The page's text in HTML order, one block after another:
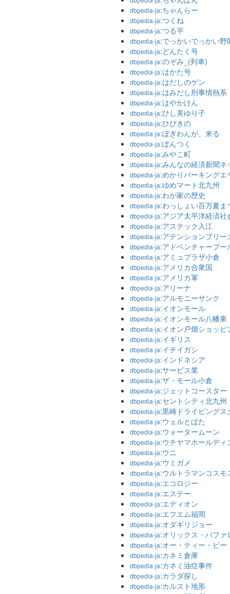
dbpedia-ja:ちゃんらー
dbpedia-ja:つくね
dbpedia-ja:つる平
dbpedia-ja:でっかいでっかい野
dbpedia-ja:どんたく号
dbpedia-ja:のぞみ_(列車)
dbpedia-ja:はかた号
dbpedia-ja:はだしのゲン
dbpedia-ja:はみだし刑事情熱系
dbpedia-ja:はやかけん
dbpedia-ja:ひし美ゆり子
dbpedia-ja:ひびきの
dbpedia-ja:ぼぎわんが、来る
dbpedia-ja:ぽんつく
dbpedia-ja:みやこ町
dbpedia-ja:みんなの経済新聞ネ
dbpedia-ja:めかりパーキングエ
dbpedia-ja:ゆめマート北九州
dbpedia-ja:わが家の歴史
dbpedia-ja:わっしょい百万夏ま
dbpedia-ja:アジア太平洋経済社
dbpedia-ja:アステック入江
dbpedia-ja:アテンションプリー
dbpedia-ja:アドベンチャープー
dbpedia-ja:アミュプラザ小倉
dbpedia-ja:アメリカ合衆国
dbpedia-ja:アメリカ軍
dbpedia-ja:アリーナ
dbpedia-ja:アルモニーサンク
dbpedia-ja:イオンモール
dbpedia-ja:イオンモール八幡東
dbpedia-ja:イオン戸畑ショッピ
dbpedia-ja:イギリス
dbpedia-ja:イチイガシ
dbpedia-ja:インドネシア
dbpedia-ja:サービス業
dbpedia-ja:ザ・モール小倉
dbpedia-ja:ジェットコースター
dbpedia-ja:セントシティ北九州
dbpedia-ja:黒崎ドライビングス
dbpedia-ja:ウェルとばた
dbpedia-ja:ウォータームーン
dbpedia-ja:ウチヤマホールディ
dbpedia-ja:ウニ
dbpedia-ja:ウミガメ
dbpedia-ja:ウルトラマンコス
dbpedia-ja:エコロジー
dbpedia-ja:エステー
dbpedia-ja:エディオン
dbpedia-ja:エフエム福岡
dbpedia-ja:オダギリジョー
dbpedia-ja:オリックス・バファ
dbpedia-ja:オー・ティー・ビー
dbpedia-ja:カネミ倉庫
dbpedia-ja:カネミ油症事件
dbpedia-ja:カラダ探し
dbpedia-ja:カルスト地形